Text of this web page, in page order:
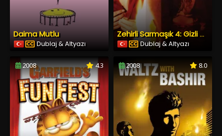
Daima Mutlu
Dublaj & Altyazı
Zehirli Sarmaşık 4: Gizli Cemiyet
Dublaj & Altyazı
2008 4.3 2008 8.0